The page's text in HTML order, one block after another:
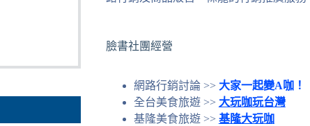
的
果
臉書社團經營
網路行銷討論 >> 大家一起變A咖！
全台美食旅遊 >> 大玩咖玩台灣
基隆美食旅遊 >> 基隆大玩咖